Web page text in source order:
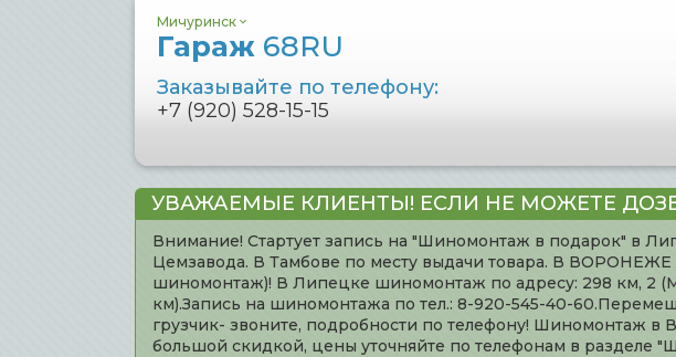
Мичуринск
Гараж 68RU
Заказывайте по телефону:
+7 (920) 528-15-15
УВАЖАЕМЫЕ КЛИЕНТЫ! ЕСЛИ НЕ МОЖЕТЕ
Внимание! Стартует запись на "Шиномонтаж в подарок" в
Цемзавода. В Тамбове по месту выдачи товара. В ВОРОНЕЖЕ
шиномонтаж)! В Липецке шиномонтаж по адресу: 298 км, 2
км).Запись на шиномонтажа по тел.: 8-920-545-40-
грузчик- звоните, подробности по телефону! Шиномонтаж
большой скидкой, цены уточняйте по телефонам в